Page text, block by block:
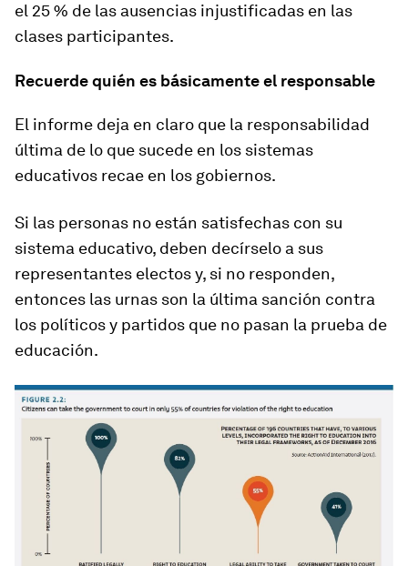
el 25 % de las ausencias injustificadas en las
clases participantes.
Recuerde quién es básicamente el responsable
El informe deja en claro que la responsabilidad
última de lo que sucede en los sistemas
educativos recae en los gobiernos.
Si las personas no están satisfechas con su
sistema educativo, deben decírselo a sus
representantes electos y, si no responden,
entonces las urnas son la última sanción contra
los políticos y partidos que no pasan la prueba de
educación.